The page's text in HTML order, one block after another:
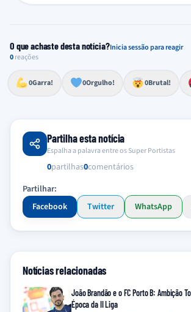
O que achaste desta notícia?Inicia sessão para reagir
0reações
0Garra!
Esforço, determinação, aprovação forte
0Orgulho!
Lealdade, amor clubístico, sentimento
0Brutal!
Impressionante, chocante, de grande
Reação de desespero, raiva, frustração ou
Excelência, destaque, o melhor
Partilha esta notícia
Espalha a palavra entre os Super Portistas
0partilhas0comentários
Partilhar:
Facebook
Twitter WhatsApp
Notícias relacionadas
João Brandão e o FC Porto B: Ambição
Época da II Liga